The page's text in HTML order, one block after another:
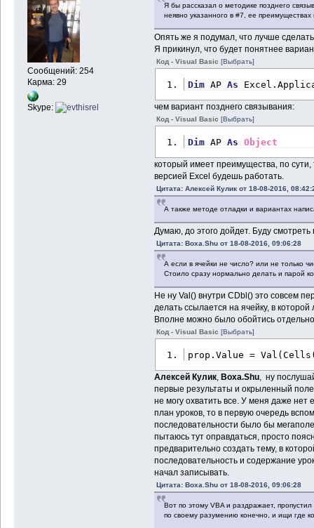
Сообщений: 254
Карма: 29
Skype:
Я бы рассказал о методике позднего
неявно указанного в #7, ее преимуществах
Опять же я подумал, что лучше
Я прикинул, что будет понятнее
Код - Visual Basic [Выбрать]
Dim AP As
чем вариант позднего связывания:
Код - Visual Basic [Выбрать]
Dim AP As Object
который имеет преимущества, по сути,
версией Excel будешь работать.
Цитата: Алексей Кулик от 18-08-2016,
А также методе отладки и вариантах
Думаю, до этого дойдет. Буду
Цитата: Boxa.Shu от 18-08-2016, 09:06:28
А если в ячейки не число? или не только
Стоило сразу нормально делать и парой
Не ну Val() внутри CDbl() это совсем
делать ссылается на ячейку, в
Вполне можно было обойтись
Код - Visual Basic [Выбрать]
prop.Value =
Алексей Кулик, Boxa.Shu, ну
первые результаты и окрыленный
не могу охватить все. У меня даже
план уроков, то в первую очередь
последовательности было бы
пытаюсь тут оправдаться, просто
предварительно создать тему, в
последовательность и содержание
начал записывать.
Цитата: Boxa.Shu от 18-08-2016, 09:06:28
Вот по этому VBA и раздражает,
по своему разумению конечно, и ищи где